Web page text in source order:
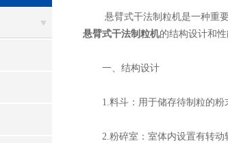
悬臂式干法制粒机是一种重要
悬臂式干法制粒机的结构设计和性
一、结构设计
1.料斗：用于储存待制粒的粉
2.粉碎室：室体内设置有转动轴